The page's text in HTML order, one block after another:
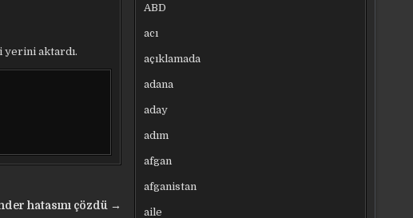
yerini aktardı.
hatasını çözdü →
ABD
acı
açıklamada
adana
aday
adım
afgan
afganistan
aile